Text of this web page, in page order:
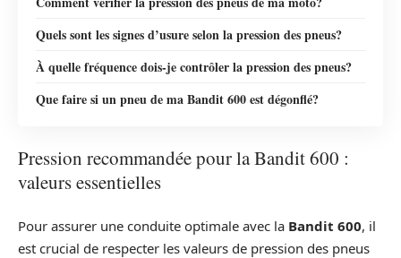
Quels sont les signes d’usure selon la pression des pneus?
À quelle fréquence dois-je contrôler la pression des pneus?
Que faire si un pneu de ma Bandit 600 est dégonflé?
Pression recommandée pour la Bandit 600 :
valeurs essentielles
Pour assurer une conduite optimale avec la Bandit 600, il
est crucial de respecter les valeurs de pression des pneus